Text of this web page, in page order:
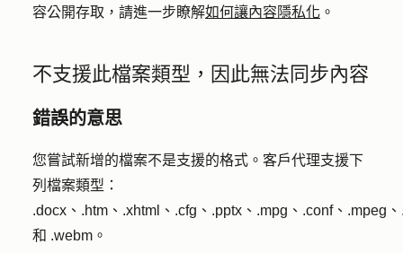
容公開存取，請進一步瞭解如何讓內容隱私化 。
不支援此檔案類型，因此無法同步內容
錯誤的意思
您嘗試新增的檔案不是支援的格式。客戶代理支援下
列檔案類型：
.docx、.htm、.xhtml、.cfg、.pptx、.mpg、.conf、.mpeg
和 .webm。